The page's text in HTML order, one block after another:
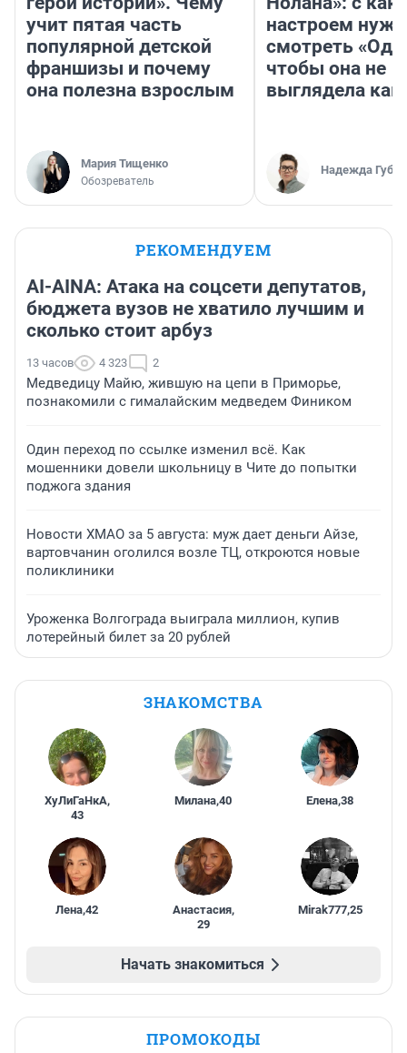
учит пятая часть
популярной детской
франшизы и почему
она полезна взрослым
Мария Тищенко
Обозреватель
настроем
смотреть
чтобы она не
выглядела как
Надежда
РЕКОМЕНДУЕМ
AI-AINA: Атака на соцсети депутатов,
бюджета вузов не хватило лучшим и
сколько стоит арбуз
13 часов 4 323 2
Медведицу Майю, жившую на цепи в Приморье,
познакомили с гималайским медведем Фиником
Один переход по ссылке изменил всё. Как
мошенники довели школьницу в Чите до попытки
поджога здания
Новости ХМАО за 5 августа: муж дает деньги Айзе,
вартовчанин оголился возле ТЦ, откроются новые
поликлиники
Уроженка Волгограда выиграла миллион, купив
лотерейный билет за 20 рублей
ЗНАКОМСТВА
ХуЛиГаНкА,
43
Милана,40 Елена,38
Лена,42 Анастасия,
29
Mirak777,25
Начать знакомиться
ПРОМОКОДЫ